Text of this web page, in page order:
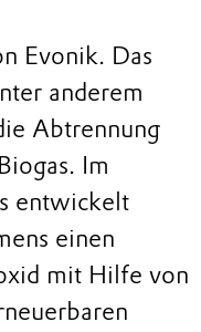
Evonik. Das
anderem
Abtrennung
Im
entwickelt
einen
mit Hilfe von